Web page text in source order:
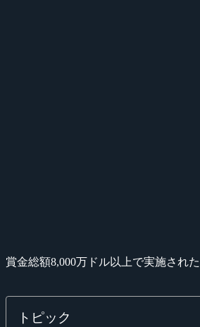
賞金総額8,000万ドル以上で実施され
トピック